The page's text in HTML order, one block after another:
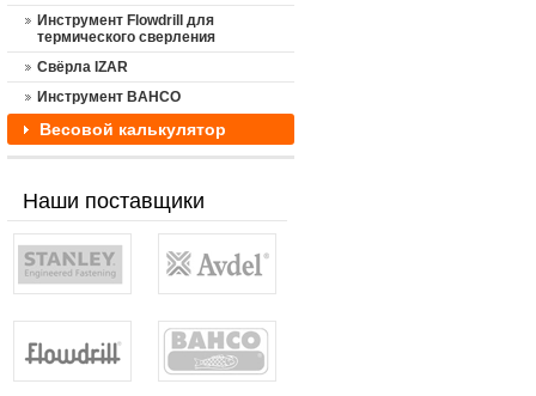
Инструмент Flowdrill для
термического сверления
Свёрла IZAR
Инструмент BAHCO
Весовой калькулятор
Наши поставщики